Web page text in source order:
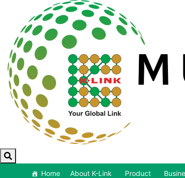
Home About K-Link Product